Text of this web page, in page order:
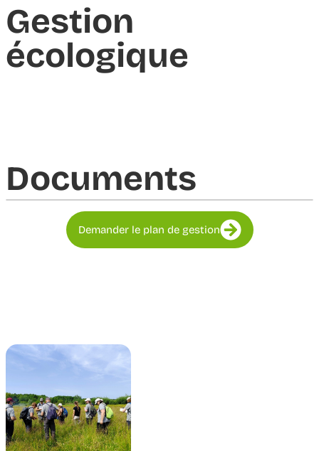
Gestion
écologique
Documents​
Demander le plan de gestion